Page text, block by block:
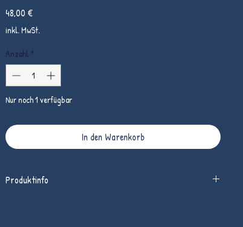
48,00 €Preis
inkl. MwSt.
Anzahl *
Nur noch 1 verfügbar
In den Warenkorb
Produktinfo